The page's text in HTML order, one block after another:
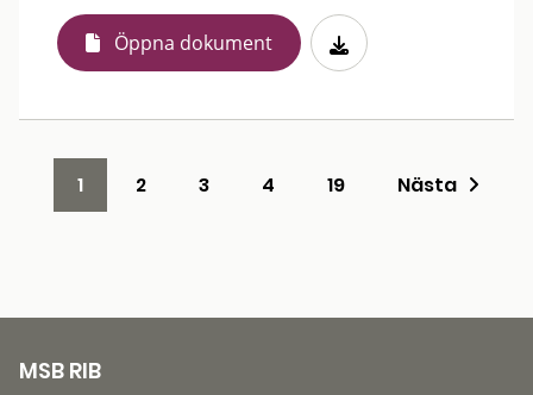
Öppna dokument
1 2 3 4 19 Nästa
MSB RIB